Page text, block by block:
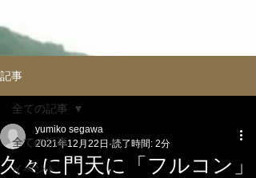
記事
全ての記事
イべント
全ての記事
久々に門天に「フルコン」
yumiko segawa
2021年12月22日 読了時間: 2分